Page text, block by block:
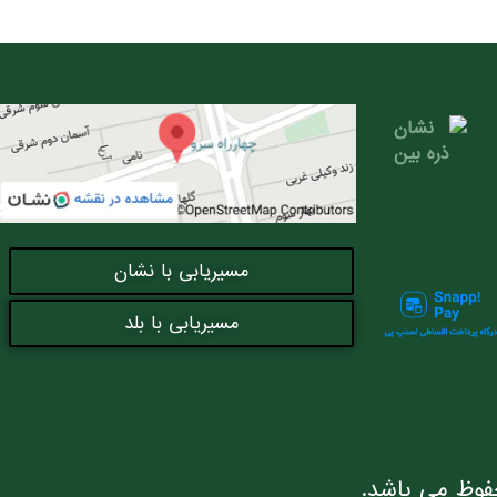
مسیریابی با نشان
مسیریابی با بلد
می باشد.